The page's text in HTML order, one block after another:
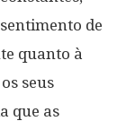
de
quanto à
seus
que as